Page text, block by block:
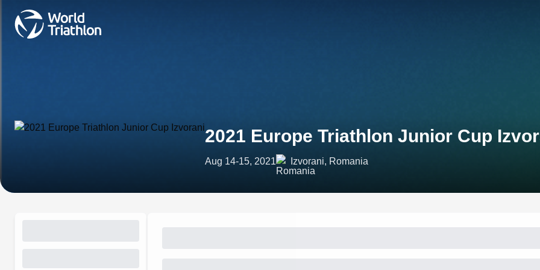
2021 Europe Triathlon Junior Cup
Aug 14-15, 2021 Izvorani, Romania